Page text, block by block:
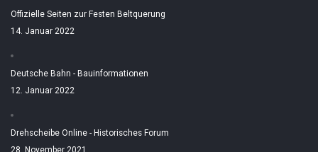
Offizielle Seiten zur Festen Beltquerung
14. Januar 2022
Deutsche Bahn - Bauinformationen
12. Januar 2022
Drehscheibe Online - Historisches Forum
28. November 2021